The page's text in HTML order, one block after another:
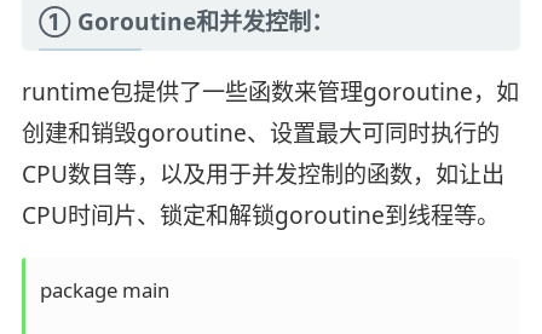
① Goroutine和并发控制：
runtime包提供了一些函数来管理goroutine，如
创建和销毁goroutine、设置最大可同时执行的
CPU数目等，以及用于并发控制的函数，如让出
CPU时间片、锁定和解锁goroutine到线程等。
package main